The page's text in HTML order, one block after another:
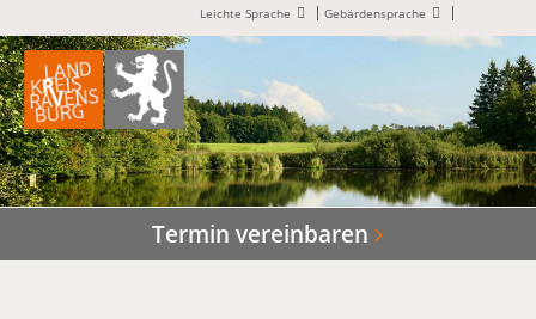
Leichte Sprache Gebärdensprache
Termin vereinbaren